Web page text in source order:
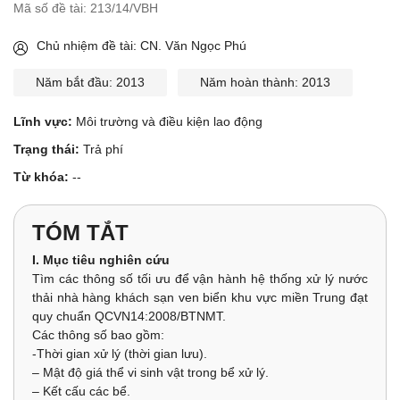
Mã số đề tài: 213/14/VBH
Chủ nhiệm đề tài: CN. Văn Ngọc Phú
Năm bắt đầu: 2013 Năm hoàn thành: 2013
Lĩnh vực: Môi trường và điều kiện lao động
Trạng thái: Trả phí
Từ khóa: --
TÓM TẮT
I. Mục tiêu nghiên cứu
Tìm các thông số tối ưu để vận hành hệ thống xử lý nước
thải nhà hàng khách sạn ven biển khu vực miền Trung đạt
quy chuẩn QCVN14:2008/BTNMT.
Các thông số bao gồm:
-Thời gian xử lý (thời gian lưu).
– Mật độ giá thể vi sinh vật trong bể xử lý.
– Kết cấu các bể.